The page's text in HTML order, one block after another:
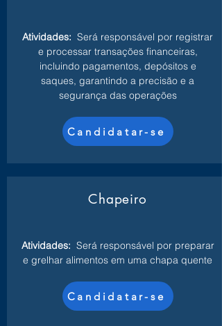
Atividades: Será responsável por registrar
e processar transações financeiras,
incluindo pagamentos, depósitos e
saques, garantindo a precisão e a
segurança das operações
Candidatar-se
Chapeiro
Atividades: Será responsável por preparar
e grelhar alimentos em uma chapa quente
Candidatar-se